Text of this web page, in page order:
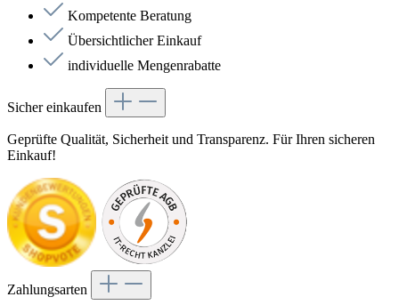
Kompetente Beratung
Übersichtlicher Einkauf
individuelle Mengenrabatte
Sicher einkaufen
Geprüfte Qualität, Sicherheit und Transparenz. Für Ihren sicheren
Einkauf!
Zahlungsarten